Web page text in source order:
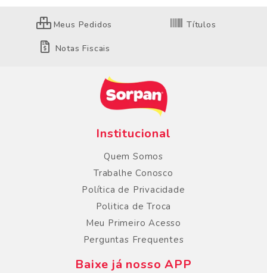
Meus Pedidos Títulos
Notas Fiscais
Institucional
Quem Somos
Trabalhe Conosco
Política de Privacidade
Politica de Troca
Meu Primeiro Acesso
Perguntas Frequentes
Baixe já nosso APP